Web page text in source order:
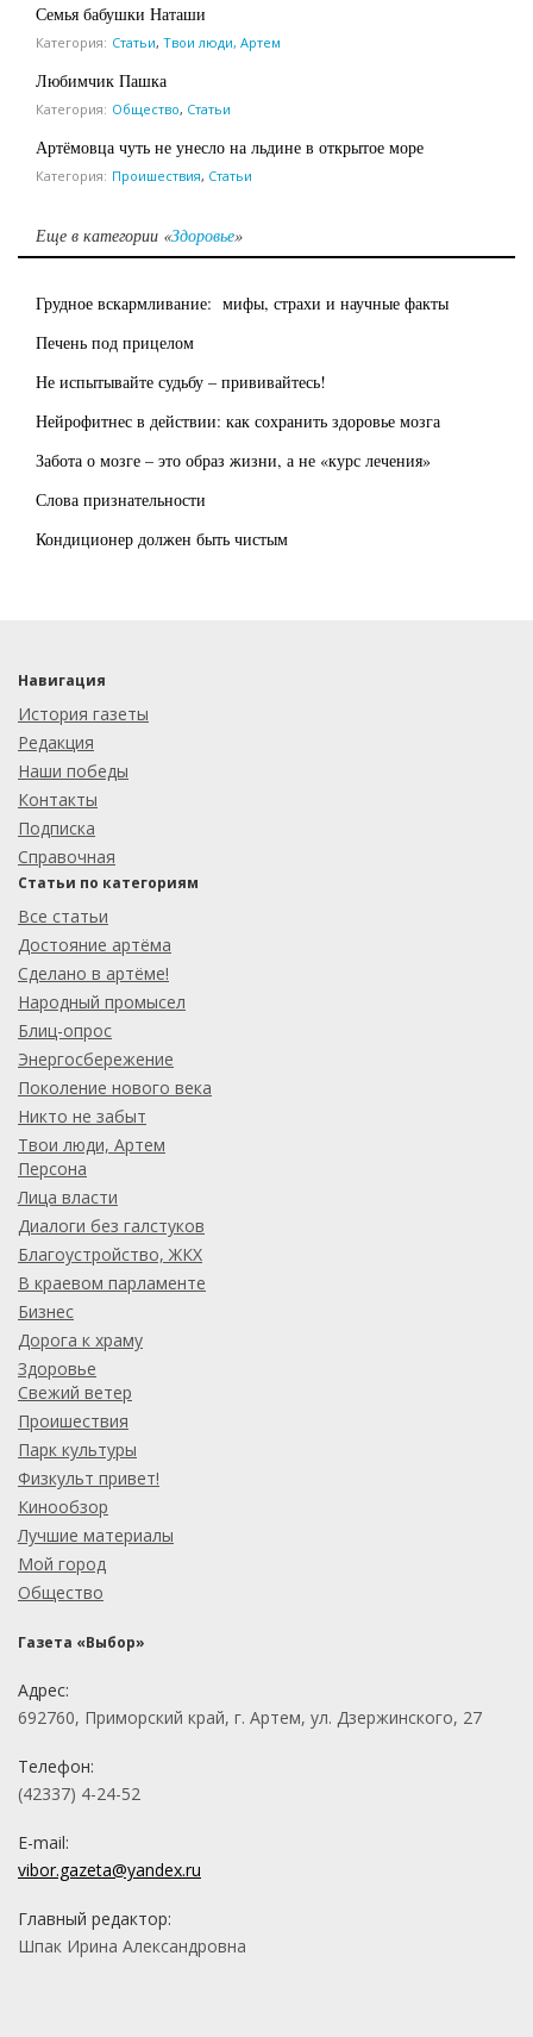
Семья бабушки Наташи
Категория: Статьи, Твои люди, Артем
Любимчик Пашка
Категория: Общество, Статьи
Артёмовца чуть не унесло на льдине в открытое море
Категория: Проишествия, Статьи
Еще в категории «Здоровье»
Грудное вскармливание: мифы, страхи и научные факты
Печень под прицелом
Не испытывайте судьбу – прививайтесь!
Нейрофитнес в действии: как сохранить здоровье мозга
Забота о мозге – это образ жизни, а не «курс лечения»
Слова признательности
Кондиционер должен быть чистым
Навигация
История газеты
Редакция
Наши победы
Контакты
Подписка
Справочная
Статьи по категориям
Все статьи
Достояние артёма
Сделано в артёме!
Народный промысел
Блиц-опрос
Энергосбережение
Поколение нового века
Никто не забыт
Твои люди, Артем
Персона
Лица власти
Диалоги без галстуков
Благоустройство, ЖКХ
В краевом парламенте
Бизнес
Дорога к храму
Здоровье
Свежий ветер
Проишествия
Парк культуры
Физкульт привет!
Кинообзор
Лучшие материалы
Мой город
Общество
Газета «Выбор»
Адрес:
692760, Приморский край, г. Артем, ул. Дзержинского, 27
Телефон:
(42337) 4-24-52
E-mail:
vibor.gazeta@yandex.ru
Главный редактор:
Шпак Ирина Александровна